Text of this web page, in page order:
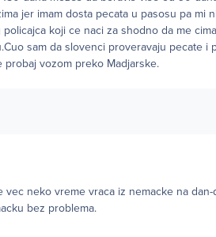
jer imam dosta pecata u pasosu pa mi
koji ce naci za shodno da me
sam da slovenci proveravaju pecate i
vozom preko Madjarske.
neko vreme vraca iz nemacke na
bez problema.